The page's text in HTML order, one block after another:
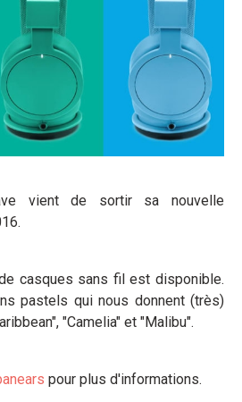
vient de sortir sa nouvelle
casques sans fil est disponible.
pastels qui nous donnent (très)
"Camelia" et "Malibu".
pour plus d'informations.